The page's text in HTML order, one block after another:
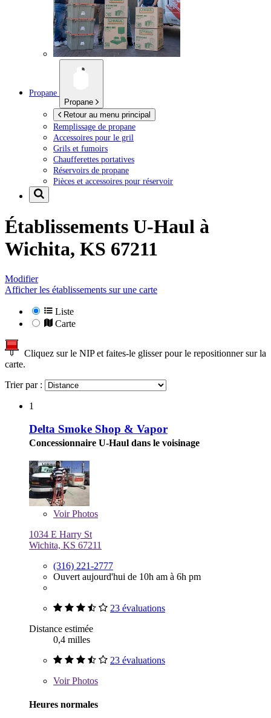
Propane
Propane
Retour au menu principal
Remplissage de propane
Accessoires pour le gril
Grils et fumoirs
Chaufferettes portatives
Réservoirs de propane
Pièces et accessoires pour réservoir
Établissements U-Haul à
Wichita, KS 67211
Modifier
Afficher les établissements sur une carte
Liste
Carte
Cliquez sur le NIP et faites-le glisser pour le repositionner sur la
carte.
Trier par :
1
Delta Smoke Shop & Vapor
Concessionnaire U-Haul dans le voisinage
VoirPhotos
1034 E Harry St
Wichita, KS 67211
(316) 221-2777
Ouvert aujourd'hui de 10h am à 6h pm
23 évaluations
Distance estimée
0,4 milles
23 évaluations
VoirPhotos
Heures normales